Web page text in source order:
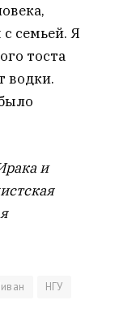
семьей. Я
тоста
водки.
и
НГУ